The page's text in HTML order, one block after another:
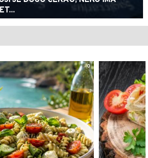
0